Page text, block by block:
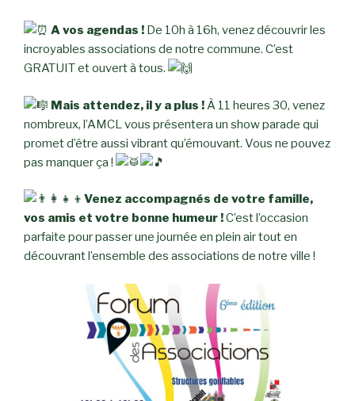
A vos agendas ! De 10h à 16h, venez découvrir les
incroyables associations de notre commune. C’est
GRATUIT et ouvert à tous.
Mais attendez, il y a plus !À 11 heures 30, venez
nombreux, l’AMCL vous présentera un show parade qui
promet d’être aussi vibrant qu’émouvant. Vous ne pouvez
pas manquer ça !
Venez accompagnés de votre famille,
vos amis et votre bonne humeur !C’est l’occasion
parfaite pour passer une journée en plein air tout en
découvrant l’ensemble des associations de notre ville !